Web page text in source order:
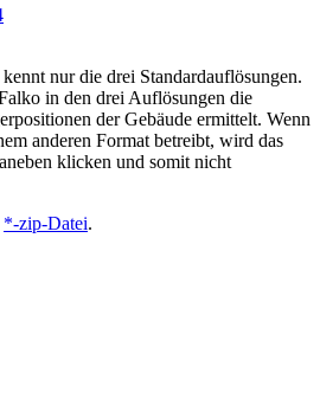
nur die drei Standardauflösungen.
in den drei Auflösungen die
der Gebäude ermittelt. Wenn
anderen Format betreibt, wird das
klicken und somit nicht
*-zip-Datei.